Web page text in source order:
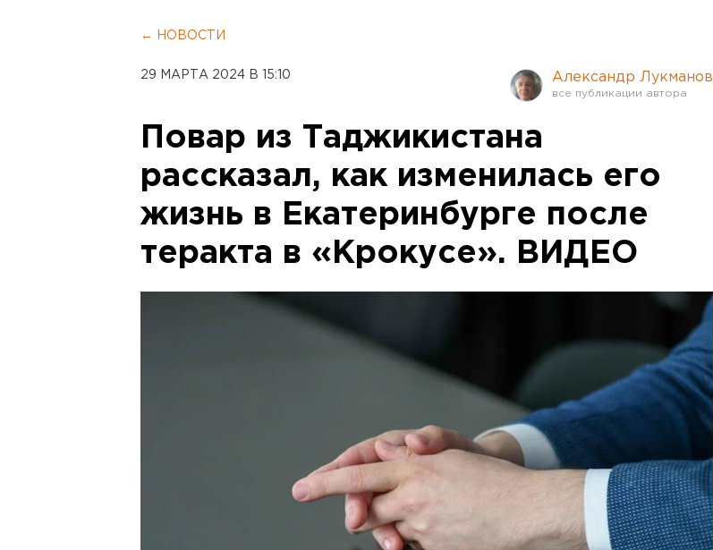
← НОВОСТИ
29 МАРТА 2024 В 15:10 Александр Лукманов
Повар из Таджикистана
рассказал, как изменилась его
жизнь в Екатеринбурге после
теракта в «Крокусе». ВИДЕО